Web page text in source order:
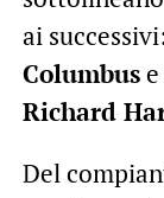
ai
Columbuse
Richard
Del